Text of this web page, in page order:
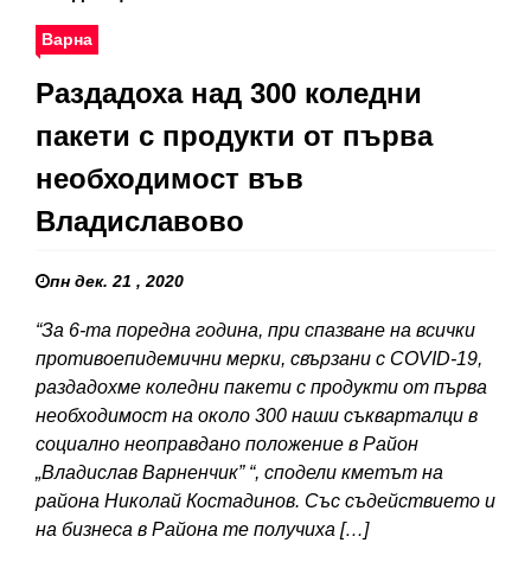
Варна
Раздадоха над 300 коледни
пакети с продукти от първа
необходимост във
Владиславово
пн дек. 21 , 2020
“За 6-та поредна година, при спазване на всички
противоепидемични мерки, свързани с COVID-19,
раздадохме коледни пакети с продукти от първа
необходимост на около 300 наши съкварталци в
социално неоправдано положение в Район
„Владислав Варненчик” “, сподели кметът на
района Николай Костадинов. Със съдействието и
на бизнеса в Района те получиха […]